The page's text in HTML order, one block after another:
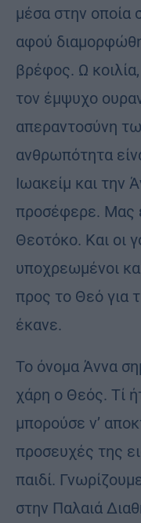
μέσα στην οποία
αφού
βρέφος. Ω
τον έμψυχο
απεραντοσύνη
ανθρωπότητα
Ιωακείμ και την
προσέφερε. Μας
Θεοτόκο. Και οι
υποχρεωμένοι
προς το Θεό για
έκανε.
Το όνομα Άννα
χάρη ο Θεός. Τί
μπορούσε ν’
προσευχές της
παιδί.
στην Παλαιά